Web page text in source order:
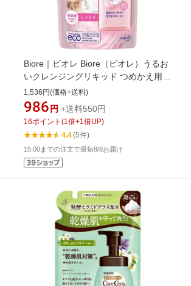
Biore｜ビオレ Biore（ビオレ）うるお
いクレンジングリキッド つめかえ用
210mL【rb_pcp】
1,536円(価格+送料)
986 円 +送料550円
16ポイント (1 倍+1 倍UP)
4.4(5件)
15:00までの注文で最短8/8お届け